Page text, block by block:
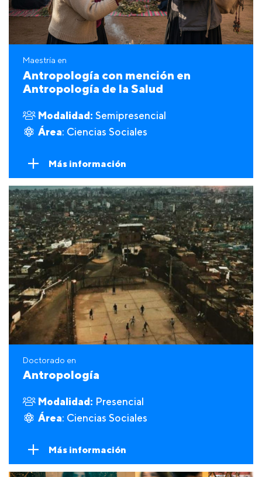
Maestría en
Antropología con mención en
Antropología de la Salud
Modalidad: Semipresencial
Área: Ciencias Sociales
Más información
Doctorado en
Antropología
Modalidad: Presencial
Área: Ciencias Sociales
Más información